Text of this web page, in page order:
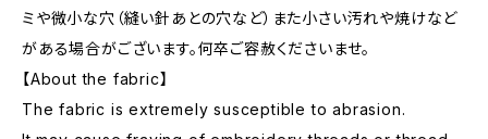
ミや微小な穴（縫い針あとの穴など）また小さい汚れや焼けなど
がある場合がございます。何卒ご容赦くださいませ。
【About the fabric】
The fabric is extremely susceptible to abrasion.